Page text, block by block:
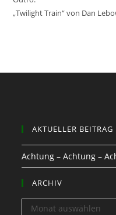
„Twilight Train“ von Dan
AKTUELLER BEITRAG
Achtung – Achtung –
ARCHIV
ARCHIV
Monat auswählen